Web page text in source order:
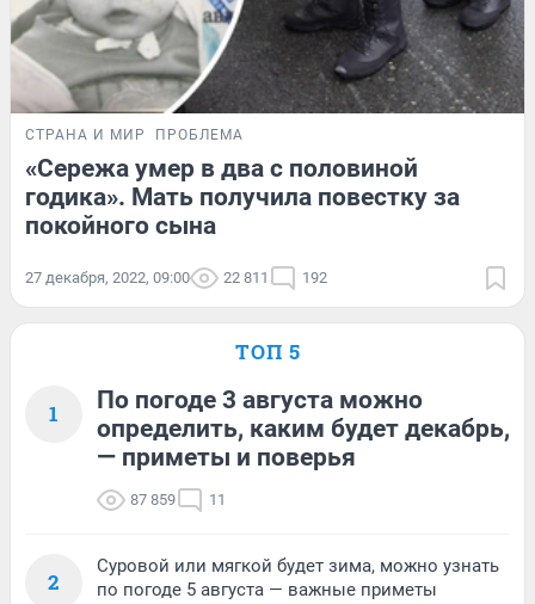
СТРАНА И МИР ПРОБЛЕМА
«Сережа умер в два с половиной
годика». Мать получила повестку за
покойного сына
27 декабря, 2022, 09:00 22 811 192
ТОП 5
1
По погоде 3 августа можно
определить, каким будет декабрь,
— приметы и поверья
87 859 11
2
Суровой или мягкой будет зима, можно узнать
по погоде 5 августа — важные приметы